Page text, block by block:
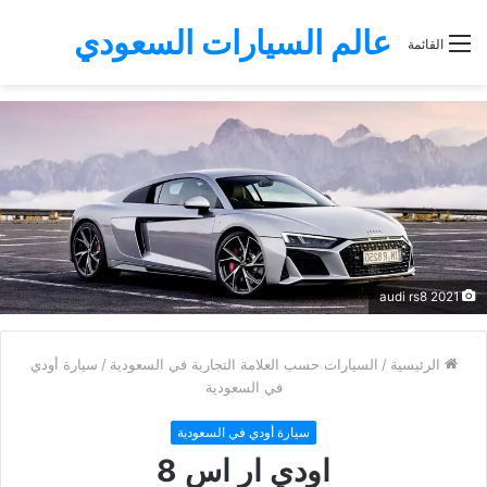
عالم السيارات السعودي القائمة
audi rs8 2021
الرئيسية / السيارات حسب العلامة التجارية في السعودية / سيارة أودي
في السعودية
سيارة أودي في السعودية
اودي ار اس 8